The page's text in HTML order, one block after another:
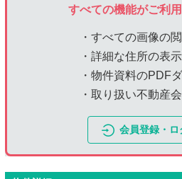
すべての機能がご利
・すべての画像の
・詳細な住所の表示
・物件資料のPDF
・取り扱い不動産
会員登録・ロ